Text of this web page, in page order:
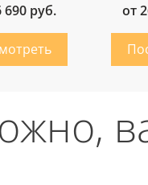
690 руб. от